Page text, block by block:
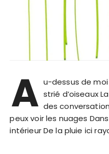
A u-dessus de
strié d’oiseaux
des
peux voir les nuages
intérieur De la pluie ici